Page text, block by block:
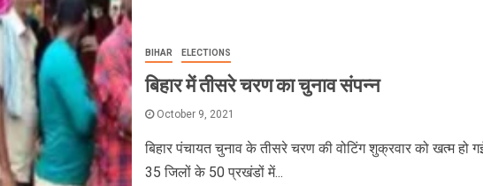
BIHAR ELECTIONS
बिहार में तीसरे चरण का चुनाव संपन्न
October 9, 2021
बिहार पंचायत चुनाव के तीसरे चरण की वोटिंग शुक्रवार को खत्म हो
35 जिलों के 50 प्रखंडों में...